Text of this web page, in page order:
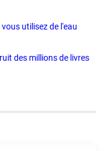
utilisez de l'eau
des millions de livres